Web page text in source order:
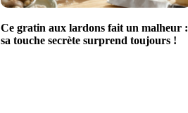
Ce gratin aux lardons fait un malheur :
sa touche secrète surprend toujours !